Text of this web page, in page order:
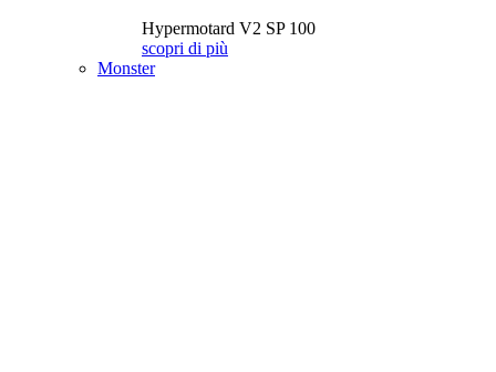
Hypermotard V2 SP 100
scopri di più
Monster